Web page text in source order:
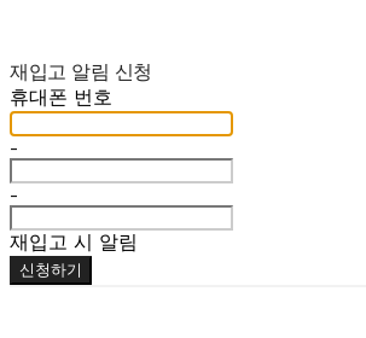
재입고 알림 신청
휴대폰 번호
-
-
재입고 시 알림
신청하기